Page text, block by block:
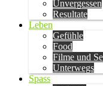
Unvergessen
Resultate
Leben
Gefühle
Food
Filme und
Unterwegs
Spass